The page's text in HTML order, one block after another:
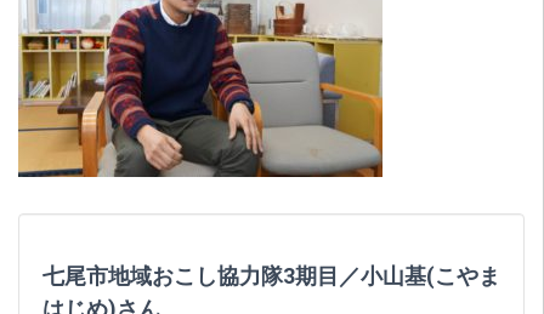
七尾市地域おこし協力隊3期目／小山基(こやま